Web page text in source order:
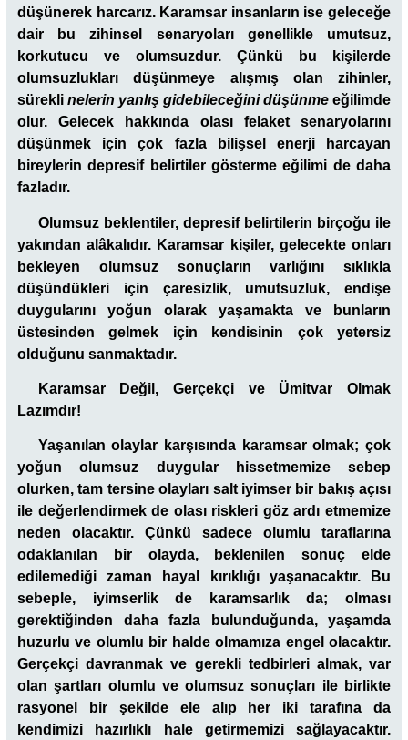
düşünerek harcarız. Karamsar insanların ise geleceğe
dair bu zihinsel senaryoları genellikle umutsuz,
korkutucu ve olumsuzdur. Çünkü bu kişilerde
olumsuzlukları düşünmeye alışmış olan zihinler,
sürekli nelerin yanlış gidebileceğini düşünme eğilimde
olur. Gelecek hakkında olası felaket senaryolarını
düşünmek için çok fazla bilişsel enerji harcayan
bireylerin depresif belirtiler gösterme eğilimi de daha
fazladır.
Olumsuz beklentiler, depresif belirtilerin birçoğu ile
yakından alâkalıdır. Karamsar kişiler, gelecekte onları
bekleyen olumsuz sonuçların varlığını sıklıkla
düşündükleri için çaresizlik, umutsuzluk, endişe
duygularını yoğun olarak yaşamakta ve bunların
üstesinden gelmek için kendisinin çok yetersiz
olduğunu sanmaktadır.
Karamsar Değil, Gerçekçi ve Ümitvar Olmak
Lazımdır!
Yaşanılan olaylar karşısında karamsar olmak; çok
yoğun olumsuz duygular hissetmemize sebep
olurken, tam tersine olayları salt iyimser bir bakış açısı
ile değerlendirmek de olası riskleri göz ardı etmemize
neden olacaktır. Çünkü sadece olumlu taraflarına
odaklanılan bir olayda, beklenilen sonuç elde
edilemediği zaman hayal kırıklığı yaşanacaktır. Bu
sebeple, iyimserlik de karamsarlık da; olması
gerektiğinden daha fazla bulunduğunda, yaşamda
huzurlu ve olumlu bir halde olmamıza engel olacaktır.
Gerçekçi davranmak ve gerekli tedbirleri almak, var
olan şartları olumlu ve olumsuz sonuçları ile birlikte
rasyonel bir şekilde ele alıp her iki tarafına da
kendimizi hazırlıklı hale getirmemizi sağlayacaktır.